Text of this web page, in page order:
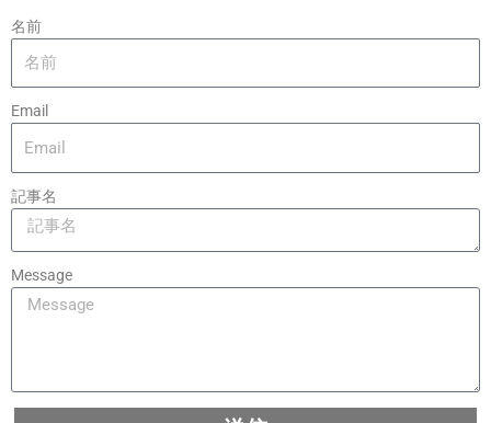
名前
Email
記事名
Message